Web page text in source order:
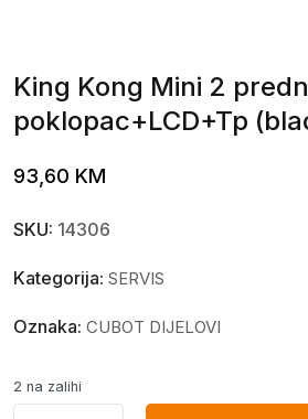
King Kong Mini 2
poklopac+LCD+Tp
93,60 KM
SKU: 14306
Kategorija: SERVIS
Oznaka: CUBOT DIJELOVI
2 na zalihi